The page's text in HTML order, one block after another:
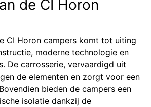
de CI Horon
CI Horon campers komt tot uiting
moderne technologie en
De carrosserie, vervaardigd uit
de elementen en zorgt voor een
bieden de campers een
isolatie dankzij de